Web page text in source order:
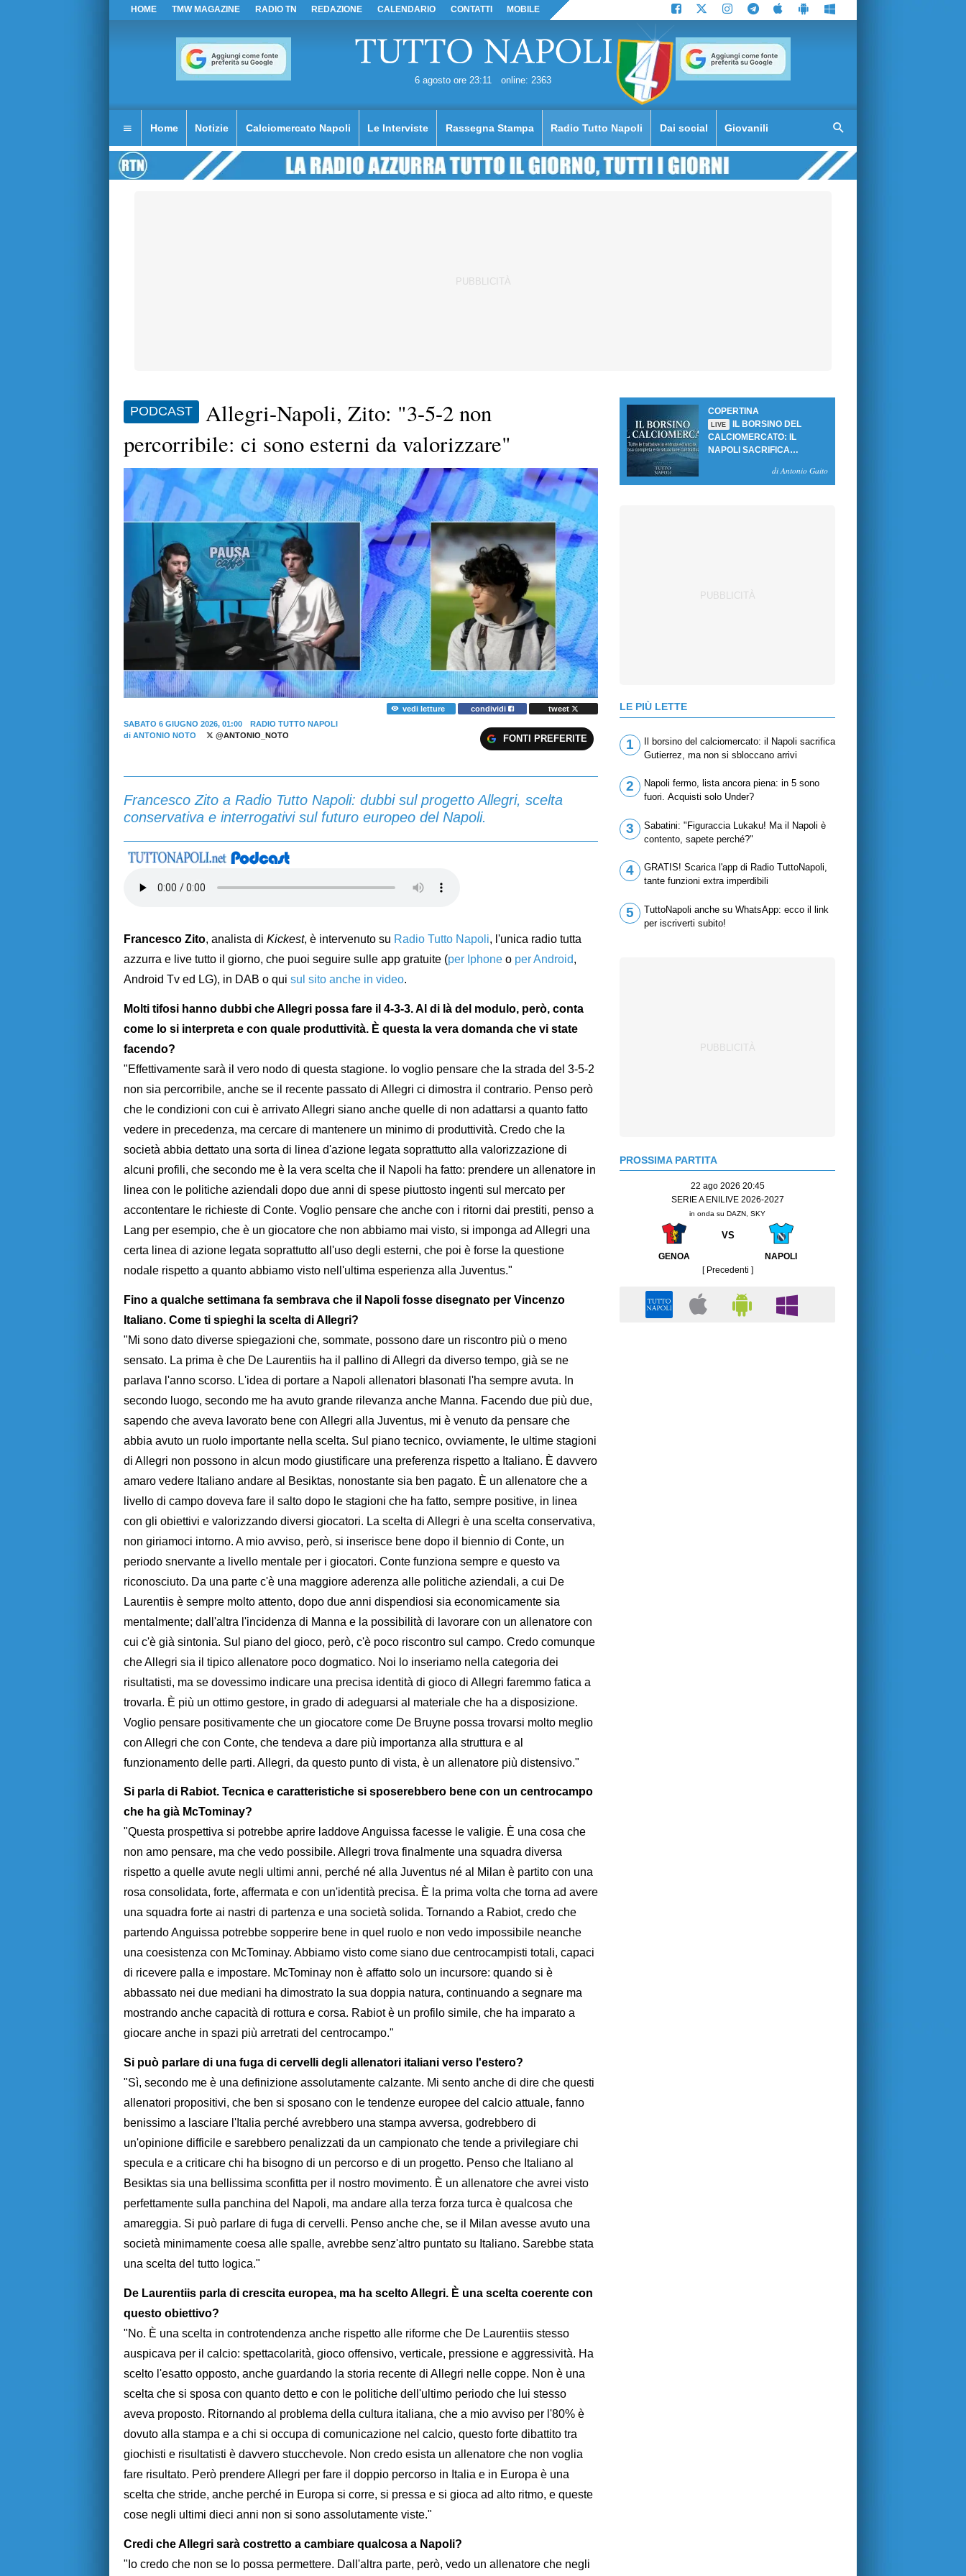
HOME TMW MAGAZINE RADIO TN REDAZIONE CALENDARIO CONTATTI MOBILE
6 agosto ore 23:11 online: 2363
Home Notizie Calciomercato Napoli Le Interviste Rassegna Stampa Radio Tutto Napoli Dai social Giovanili
PODCAST
Allegri-Napoli, Zito: "3-5-2 non
percorribile: ci sono esterni da valorizzare"
vedi letture condividi
tweet
SABATO 6 GIUGNO 2026, 01:00
RADIO TUTTO NAPOLI
di ANTONIO NOTO @ANTONIO_NOTO FONTI PREFERITE
Francesco Zito a Radio Tutto Napoli: dubbi sul progetto Allegri, scelta
conservativa e interrogativi sul futuro europeo del Napoli.
Francesco Zito, analista di Kickest, è intervenuto su Radio Tutto Napoli, l'unica radio tutta
azzurra e live tutto il giorno, che puoi seguire sulle app gratuite (per Iphone o per Android,
Android Tv ed LG), in DAB o qui sul sito anche in video.
Molti tifosi hanno dubbi che Allegri possa fare il 4-3-3. Al di là del modulo, però, conta
come lo si interpreta e con quale produttività. È questa la vera domanda che vi state
facendo?
"Effettivamente sarà il vero nodo di questa stagione. Io voglio pensare che la strada del 3-5-2
non sia percorribile, anche se il recente passato di Allegri ci dimostra il contrario. Penso però
che le condizioni con cui è arrivato Allegri siano anche quelle di non adattarsi a quanto fatto
vedere in precedenza, ma cercare di mantenere un minimo di produttività. Credo che la
società abbia dettato una sorta di linea d'azione legata soprattutto alla valorizzazione di
alcuni profili, che secondo me è la vera scelta che il Napoli ha fatto: prendere un allenatore in
linea con le politiche aziendali dopo due anni di spese piuttosto ingenti sul mercato per
accontentare le richieste di Conte. Voglio pensare che anche con i ritorni dai prestiti, penso a
Lang per esempio, che è un giocatore che non abbiamo mai visto, si imponga ad Allegri una
certa linea di azione legata soprattutto all'uso degli esterni, che poi è forse la questione
nodale rispetto a quanto abbiamo visto nell'ultima esperienza alla Juventus."
Fino a qualche settimana fa sembrava che il Napoli fosse disegnato per Vincenzo
Italiano. Come ti spieghi la scelta di Allegri?
"Mi sono dato diverse spiegazioni che, sommate, possono dare un riscontro più o meno
sensato. La prima è che De Laurentiis ha il pallino di Allegri da diverso tempo, già se ne
parlava l'anno scorso. L'idea di portare a Napoli allenatori blasonati l'ha sempre avuta. In
secondo luogo, secondo me ha avuto grande rilevanza anche Manna. Facendo due più due,
sapendo che aveva lavorato bene con Allegri alla Juventus, mi è venuto da pensare che
abbia avuto un ruolo importante nella scelta. Sul piano tecnico, ovviamente, le ultime stagioni
di Allegri non possono in alcun modo giustificare una preferenza rispetto a Italiano. È davvero
amaro vedere Italiano andare al Besiktas, nonostante sia ben pagato. È un allenatore che a
livello di campo doveva fare il salto dopo le stagioni che ha fatto, sempre positive, in linea
con gli obiettivi e valorizzando diversi giocatori. La scelta di Allegri è una scelta conservativa,
non giriamoci intorno. A mio avviso, però, si inserisce bene dopo il biennio di Conte, un
periodo snervante a livello mentale per i giocatori. Conte funziona sempre e questo va
riconosciuto. Da una parte c'è una maggiore aderenza alle politiche aziendali, a cui De
Laurentiis è sempre molto attento, dopo due anni dispendiosi sia economicamente sia
mentalmente; dall'altra l'incidenza di Manna e la possibilità di lavorare con un allenatore con
cui c'è già sintonia. Sul piano del gioco, però, c'è poco riscontro sul campo. Credo comunque
che Allegri sia il tipico allenatore poco dogmatico. Noi lo inseriamo nella categoria dei
risultatisti, ma se dovessimo indicare una precisa identità di gioco di Allegri faremmo fatica a
trovarla. È più un ottimo gestore, in grado di adeguarsi al materiale che ha a disposizione.
Voglio pensare positivamente che un giocatore come De Bruyne possa trovarsi molto meglio
con Allegri che con Conte, che tendeva a dare più importanza alla struttura e al
funzionamento delle parti. Allegri, da questo punto di vista, è un allenatore più distensivo."
Si parla di Rabiot. Tecnica e caratteristiche si sposerebbero bene con un centrocampo
che ha già McTominay?
"Questa prospettiva si potrebbe aprire laddove Anguissa facesse le valigie. È una cosa che
non amo pensare, ma che vedo possibile. Allegri trova finalmente una squadra diversa
rispetto a quelle avute negli ultimi anni, perché né alla Juventus né al Milan è partito con una
rosa consolidata, forte, affermata e con un'identità precisa. È la prima volta che torna ad avere
una squadra forte ai nastri di partenza e una società solida. Tornando a Rabiot, credo che
partendo Anguissa potrebbe sopperire bene in quel ruolo e non vedo impossibile neanche
una coesistenza con McTominay. Abbiamo visto come siano due centrocampisti totali, capaci
di ricevere palla e impostare. McTominay non è affatto solo un incursore: quando si è
abbassato nei due mediani ha dimostrato la sua doppia natura, continuando a segnare ma
mostrando anche capacità di rottura e corsa. Rabiot è un profilo simile, che ha imparato a
giocare anche in spazi più arretrati del centrocampo."
Si può parlare di una fuga di cervelli degli allenatori italiani verso l'estero?
"Sì, secondo me è una definizione assolutamente calzante. Mi sento anche di dire che questi
allenatori propositivi, che ben si sposano con le tendenze europee del calcio attuale, fanno
benissimo a lasciare l'Italia perché avrebbero una stampa avversa, godrebbero di
un'opinione difficile e sarebbero penalizzati da un campionato che tende a privilegiare chi
specula e a criticare chi ha bisogno di un percorso e di un progetto. Penso che Italiano al
Besiktas sia una bellissima sconfitta per il nostro movimento. È un allenatore che avrei visto
perfettamente sulla panchina del Napoli, ma andare alla terza forza turca è qualcosa che
amareggia. Si può parlare di fuga di cervelli. Penso anche che, se il Milan avesse avuto una
società minimamente coesa alle spalle, avrebbe senz'altro puntato su Italiano. Sarebbe stata
una scelta del tutto logica."
De Laurentiis parla di crescita europea, ma ha scelto Allegri. È una scelta coerente con
questo obiettivo?
"No. È una scelta in controtendenza anche rispetto alle riforme che De Laurentiis stesso
auspicava per il calcio: spettacolarità, gioco offensivo, verticale, pressione e aggressività. Ha
scelto l'esatto opposto, anche guardando la storia recente di Allegri nelle coppe. Non è una
scelta che si sposa con quanto detto e con le politiche dell'ultimo periodo che lui stesso
aveva proposto. Ritornando al problema della cultura italiana, che a mio avviso per l'80% è
dovuto alla stampa e a chi si occupa di comunicazione nel calcio, questo forte dibattito tra
giochisti e risultatisti è davvero stucchevole. Non credo esista un allenatore che non voglia
fare risultato. Però prendere Allegri per fare il doppio percorso in Italia e in Europa è una
scelta che stride, anche perché in Europa si corre, si pressa e si gioca ad alto ritmo, e queste
cose negli ultimi dieci anni non si sono assolutamente viste."
Credi che Allegri sarà costretto a cambiare qualcosa a Napoli?
"Io credo che non se lo possa permettere. Dall'altra parte, però, vedo un allenatore che negli
COPERTINA
LIVE
IL BORSINO DEL
CALCIOMERCATO: IL
NAPOLI SACRIFICA
SBLOCCANO ARRIVIdi Antonio Gaito
LE PIÙ LETTE
1
Il borsino del calciomercato: il Napoli sacrifica
Gutierrez, ma non si sbloccano arrivi
2
Napoli fermo, lista ancora piena: in 5 sono
fuori. Acquisti solo Under?
3
Sabatini: "Figuraccia Lukaku! Ma il Napoli è
contento, sapete perché?"
4
GRATIS! Scarica l'app di Radio TuttoNapoli,
tante funzioni extra imperdibili
5
TuttoNapoli anche su WhatsApp: ecco il link
per iscriverti subito!
PROSSIMA PARTITA
22 ago 2026 20:45
SERIE A ENILIVE 2026-2027
in onda su DAZN, SKY
VS
GENOA
NAPOLI
[ Precedenti ]